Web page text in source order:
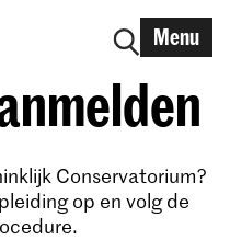
Menu
Conservatorium?
op en volg de